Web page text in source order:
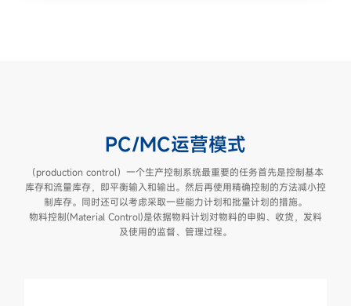
PC/MC运营模式
（production control）一个生产控制系统最重要的任务首先是控制基本
库存和流量库存，即平衡输入和输出。然后再使用精确控制的方法减小控
制库存。同时还可以考虑采取一些能力计划和批量计划的措施。
物料控制(Material Control)是依据物料计划对物料的申购、收货，发料
及使用的监督、管理过程。